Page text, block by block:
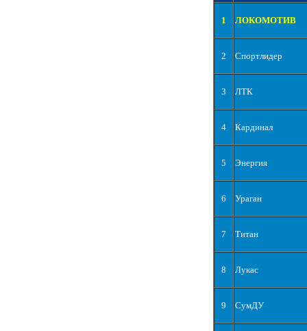
1 ЛОКОМОТИВ
2 Спортлидер
3 ЛТК
4 Кардинал
5 Энергия
6 Ураган
7 Титан
8 Лукас
9 СумДУ